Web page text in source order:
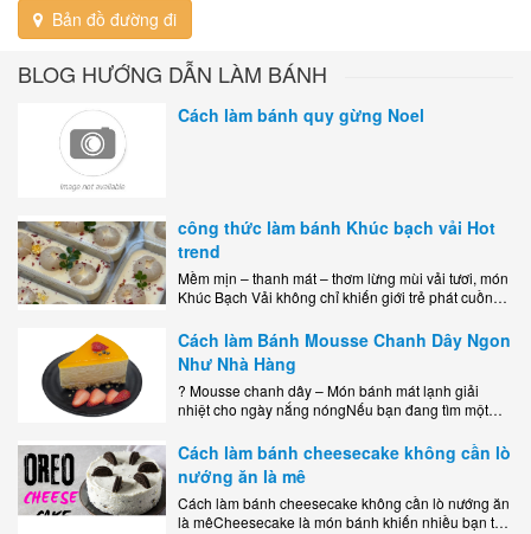
Bản đồ đường đi
BLOG HƯỚNG DẪN LÀM BÁNH
Cách làm bánh quy gừng Noel
công thức làm bánh Khúc bạch vải Hot
trend
Mềm mịn – thanh mát – thơm lừng mùi vải tươi, món
Khúc Bạch Vải không chỉ khiến giới trẻ phát cuồng
Cách làm Bánh Mousse Chanh Dây Ngon
Như Nhà Hàng
? Mousse chanh dây – Món bánh mát lạnh giải
nhiệt cho ngày nắng nóngNếu bạn đang tìm một
dễ..
Cách làm bánh cheesecake không cần lò
nướng ăn là mê
Cách làm bánh cheesecake không cần lò nướng ăn
là mêCheesecake là món bánh khiến nhiều bạn trẻ